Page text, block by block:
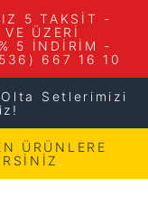
5 TAKSİT -
ÜZERİ
5 İNDİRİM -
667 16 10
Olta Setlerimizi
ÜRÜNLERE